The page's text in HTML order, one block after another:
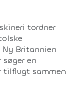
tordner
Britannien
en
tilflugt sammen